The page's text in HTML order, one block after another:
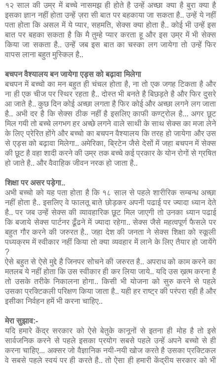
१२ साल की उम्र में बच्चे नासमझ ही होते है उन्हें अच्छा क्या है बुरा क्या है
इसका ज्ञान नहीं होता उन्हें ज़रा सी बात पर बहकाया जा सकता है.. उन्हें ये नहीं
पता होता कि असल में ये प्यार, सहमति, सेक्स क्या होता है.. कोई भी उन्हें इस
बात पर बहका सकता है कि मै तुम्हे प्यार करता हू और इस उम्र में भी सेक्स
किया जा सकता है.. उन्हें जब इस बात का चस्का लग जायेगा तो उन्हें फिर
वापस लाना बहुत मुस्किल है..
बचपन वैश्यालय बन जायेगा एड्स को बढ़ावा मिलेगा
बचपन में बच्चो का मन बहुत ही चंचल होता है, ना तो एक जगह टिकता है और
ना ही एक चीज पर स्थिर रहता है.. दोस्त भी बनते है बिछड़ते है और फिर दुसरे
आ जाते है.. कुछ दिन कोई अच्छा लगता है फिर कोई और अच्छा लगने लग जाता
है.. अभी दर है कि सेक्स ठीक नहीं है इसलिए काफी कण्ट्रोल है... अगर छूट
मिल गयी तो बच्चे लगभग हर अच्छे लगने वाले साथी के साथ सेक्स का मजा लेने
के लिए प्रेरित होंगे और बच्चो का बचपन वैश्यालय कि तरह हो जायेगा और उस
से एड्स को बढ़ावा मिलेगा.. अमेरिका, ब्रिटेन जैसे देसों में जहा बचपन में सेक्स
की छूट है वहा शादी करने की उम्र तक बच्चे कई प्रकार के योन रोगों से ग्रषित
हो जाते है.. और वैवाहिक जीवन नरक हो जाता है..
शिक्षा पर असर पड़ेगा..
अभी बच्चो को यह पता होता है कि १८ साल से पहले शारीरिक सम्बन्ध अच्छा
नहीं होता है.. इसलिए वे फालतू बाते छोड़कर अपनी पढाई पर ज्यादा ध्यान देते
है.. पर जब उन्हें सेक्स की व्यावहारिक छूट मिल जाएगी तो उनका ध्यान पढाई
कि बजाये सेक्स पार्टनर ढूँढने में ज्यादा रहेगा.. सेक्स जैसे महत्वपूर्ण फैसले पर
बहुत गौर करने की जरुरत है.. जहा देश की जनता ने सेक्स शिक्षा को स्कूली
पध्यक्रम में स्वीकार नहीं किया तो क्या व्यवहार में लाने के लिए तैयार हो जायेंगे
?
ऐसे बहुत से ऐसे मुद्दे है जिनपर सोचने की जरुरत है.. अपराध को काम करने का
मतलब ये नहीं होता कि उस स्वीकार ही कर लिया जाये.. यदि उस ख़त्म करना है
तो उसके तरीके निकालना होगा.. किसी भी योजना को सुरु करने से पहले
उसका प्रक्टिकली परिक्षण किया जाता है.. यही हर राष्ट्र की परंपरा रही है और
इसीका निर्वहन हमें भी करना चाहिए..
मेरा सुझाव:-
यदि हमारे केंद्र सरकार को ऐसे बेतुके कानूनों से इतना ही मोह है तो इसे
सार्वजनिक करने से पहले इसका प्रयोग सबसे पहले उन्हें अपने बच्चो से ही
करना चाहिए... अक्सर जो वैज्ञानिक नयी-नयी खोज करते है उसका प्रक्टिकल
वे सबसे पहले स्वयं पर ही करते है.. तो ऐसा ही हमारी केंद्रीय सरकार को भी